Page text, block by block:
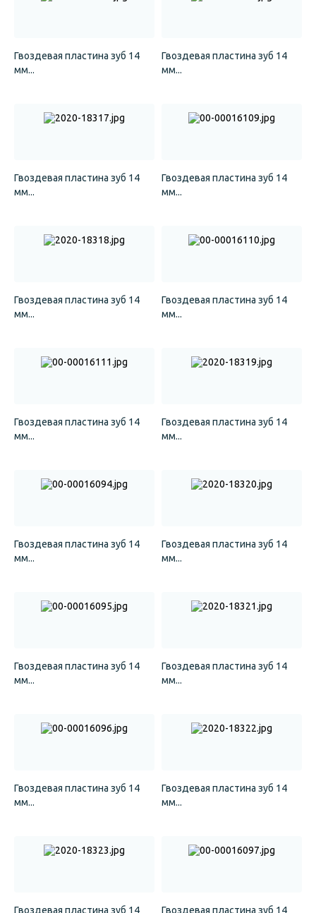
Гвоздевая пластина зуб 14
мм...
Гвоздевая пластина зуб 14
мм...
Гвоздевая пластина зуб 14
мм...
Гвоздевая пластина зуб 14
мм...
Гвоздевая пластина зуб 14
мм...
Гвоздевая пластина зуб 14
мм...
Гвоздевая пластина зуб 14
мм...
Гвоздевая пластина зуб 14
мм...
Гвоздевая пластина зуб 14
мм...
Гвоздевая пластина зуб 14
мм...
Гвоздевая пластина зуб 14
мм...
Гвоздевая пластина зуб 14
мм...
Гвоздевая пластина зуб 14
мм...
Гвоздевая пластина зуб 14
мм...
Гвоздевая пластина зуб 14
Гвоздевая пластина зуб 14